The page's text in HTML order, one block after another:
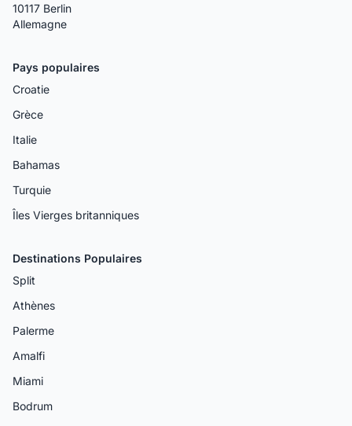
10117 Berlin
Allemagne
Pays populaires
Croatie
Grèce
Italie
Bahamas
Turquie
Îles Vierges britanniques
Destinations Populaires
Split
Athènes
Palerme
Amalfi
Miami
Bodrum